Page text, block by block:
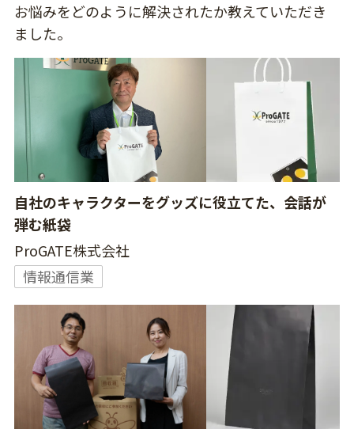
お悩みをどのように解決されたか教えていただき
ました。
自社のキャラクターをグッズに役立てた、会話が
弾む紙袋
ProGATE株式会社
情報通信業